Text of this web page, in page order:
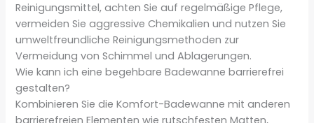
Reinigungsmittel, achten Sie auf regelmäßige Pflege,
vermeiden Sie aggressive Chemikalien und nutzen Sie
umweltfreundliche Reinigungsmethoden zur
Vermeidung von Schimmel und Ablagerungen.
Wie kann ich eine begehbare Badewanne barrierefrei
gestalten?
Kombinieren Sie die Komfort-Badewanne mit anderen